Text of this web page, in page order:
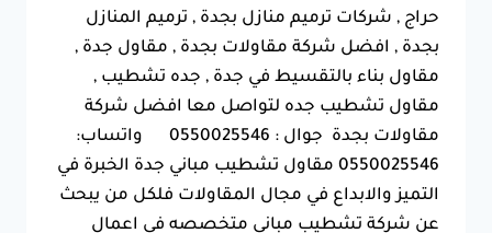
حراج , شركات ترميم منازل بجدة , ترميم المنازل
بجدة , افضل شركة مقاولات بجدة , مقاول جدة ,
مقاول بناء بالتقسيط في جدة , جده تشطيب ,
مقاول تشطيب جده لتواصل معا افضل شركة
مقاولات بجدة جوال : 0550025546 واتساب:
0550025546 مقاول تشطيب مباني جدة الخبرة في
التميز والابداع في مجال المقاولات فلكل من يبحث
عن شركة تشطيب مباني متخصصه في اعمال